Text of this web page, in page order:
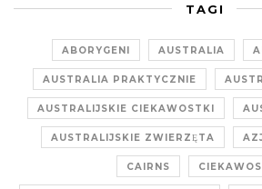
TAGI
ABORYGENI AUSTRALIA
AUSTRALIA PRAKTYCZNIE
AUSTRALIJSKIE CIEKAWOSTKI
AUSTRALIJSKIE ZWIERZĘTA
CAIRNS